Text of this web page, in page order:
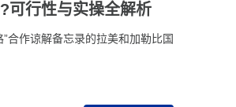
可行性与实操全解析
合作谅解备忘录的拉美和加勒比国